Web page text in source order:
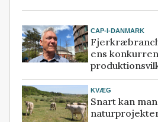
CAP-I-DANMARK
ens
KVÆG
Snart kan